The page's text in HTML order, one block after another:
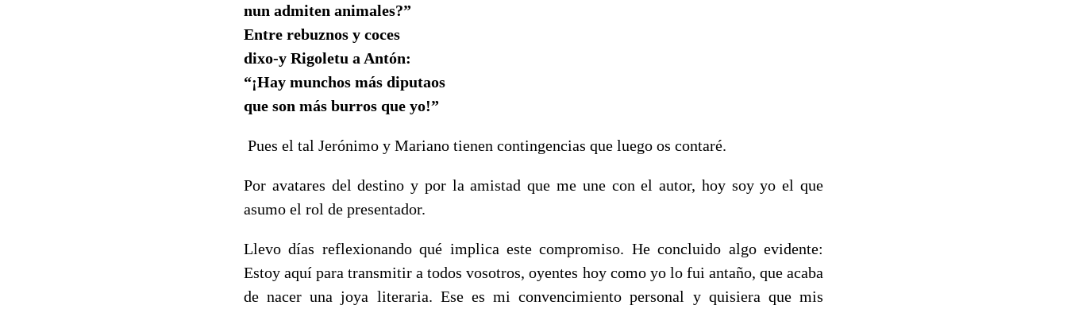
nun admiten animales?”
Entre rebuznos y coces
dixo-y Rigoletu a Antón:
“¡Hay munchos más diputaos
que son más burros que yo!”
Pues el tal Jerónimo y Mariano tienen contingencias que luego os contaré.
Por avatares del destino y por la amistad que me une con el autor, hoy soy yo el que
asumo el rol de presentador.
Llevo días reflexionando qué implica este compromiso. He concluido algo evidente:
Estoy aquí para transmitir a todos vosotros, oyentes hoy como yo lo fui antaño, que acaba
de nacer una joya literaria. Ese es mi convencimiento personal y quisiera que mis